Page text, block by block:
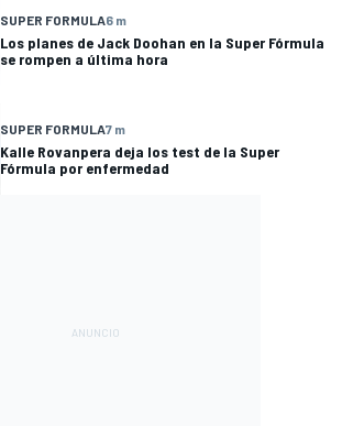
SUPER FORMULA6 m
Los planes de Jack Doohan en la Super Fórmula
se rompen a última hora
SUPER FORMULA7 m
Kalle Rovanpera deja los test de la Super
Fórmula por enfermedad